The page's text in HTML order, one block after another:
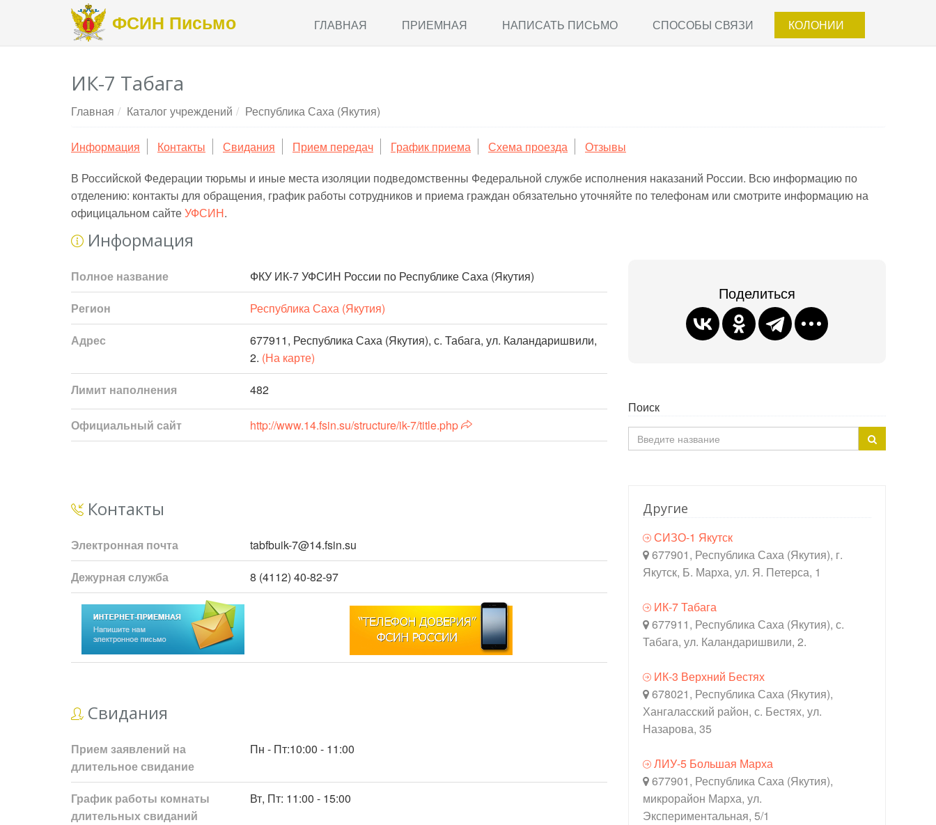
ФСИН Письмо ГЛАВНАЯ ПРИЕМНАЯ НАПИСАТЬ ПИСЬМО СПОСОБЫ СВЯЗИ КОЛОНИИ
ИК-7 Табага
Главная Каталог учреждений Республика Саха (Якутия)
Информация Контакты Свидания Прием передач График приема Схема проезда
Отзывы
В Российской Федерации тюрьмы и иные места изоляции подведомственны Федеральной службе исполнения наказаний России. Всю информацию по
отделению: контакты для обращения, график работы сотрудников и приема граждан обязательно уточняйте по телефонам или смотрите информацию на
официцальном сайтеУФСИН.
Информация
Полное название
ФКУ ИК-7 УФСИН России по Республике Саха (Якутия)
Регион
Республика Саха (Якутия)
Адрес
677911, Республика Саха (Якутия), с. Табага, ул. Каландаришвили,
2. (На карте)
Лимит наполнения
482
Официальный сайт http://www.14.fsin.su/structure/ik-7/title.php
Контакты
Электронная почта
tabfbuik-7@14.fsin.su
Дежурная служба
8 (4112) 40-82-97
Свидания
Прием заявлений на
длительное свидание
Пн - Пт:10:00 - 11:00
График работы комнаты
длительных свиданий
Вт, Пт: 11:00 - 15:00
Поделиться
Поиск
Другие
СИЗО-1 Якутск
677901, Республика Саха (Якутия), г.
Якутск, Б. Марха, ул. Я. Петерса, 1
ИК-7 Табага
677911, Республика Саха (Якутия), с.
Табага, ул. Каландаришвили, 2.
ИК-3 Верхний Бестях
678021, Республика Саха (Якутия),
Хангаласский район, с. Бестях, ул.
Назарова, 35
ЛИУ-5 Большая Марха
677901, Республика Саха (Якутия),
микрорайон Марха, ул.
Экспериментальная, 5/1